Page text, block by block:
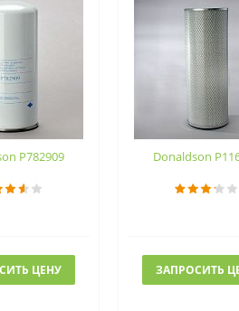
P782909
ЦЕНУ
Donaldson
ЗАПРОСИТЬ